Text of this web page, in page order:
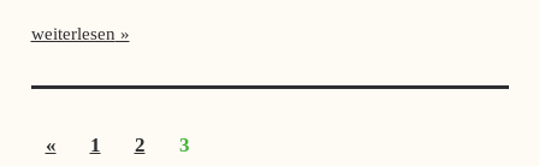
weiterlesen
Seitennummerierung
«Vorherige
1 2 3